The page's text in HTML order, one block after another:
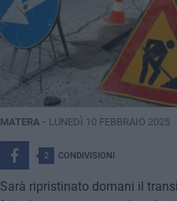
MATERA - LUNEDÌ 10 FEBBRAIO 2025
2 CONDIVISIONI
Sarà ripristinato domani il